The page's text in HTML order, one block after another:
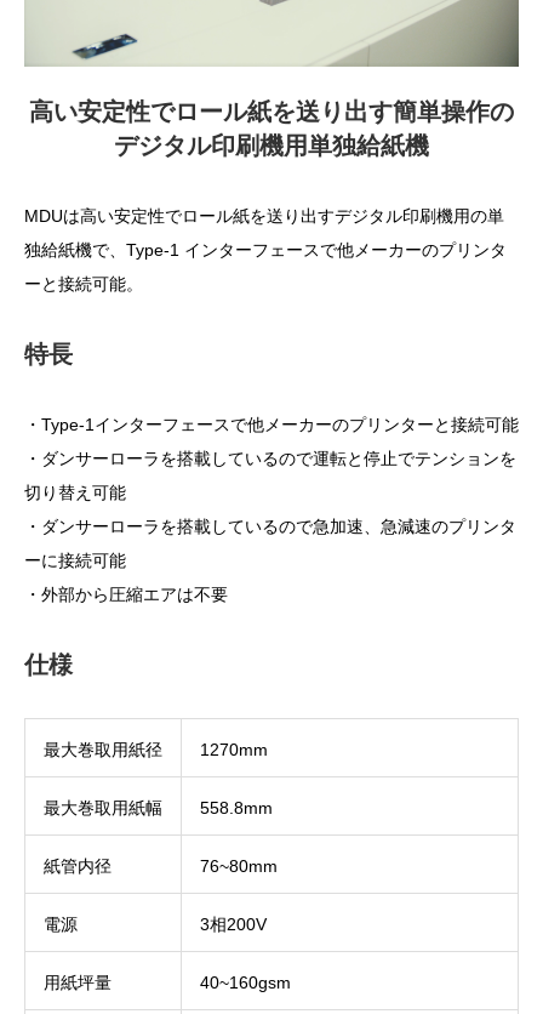
高い安定性でロール紙を送り出す簡単操作の
デジタル印刷機用単独給紙機
MDUは高い安定性でロール紙を送り出すデジタル印刷機用の単
独給紙機で、Type-1 インターフェースで他メーカーのプリンタ
ーと接続可能。
特長
・Type-1インターフェースで他メーカーのプリンターと接続可能
・ダンサーローラを搭載しているので運転と停止でテンションを
切り替え可能
・ダンサーローラを搭載しているので急加速、急減速のプリンタ
ーに接続可能
・外部から圧縮エアは不要
仕様
最大巻取用紙径 1270mm
最大巻取用紙幅 558.8mm
紙管内径 76~80mm
電源 3相200V
用紙坪量 40~160gsm